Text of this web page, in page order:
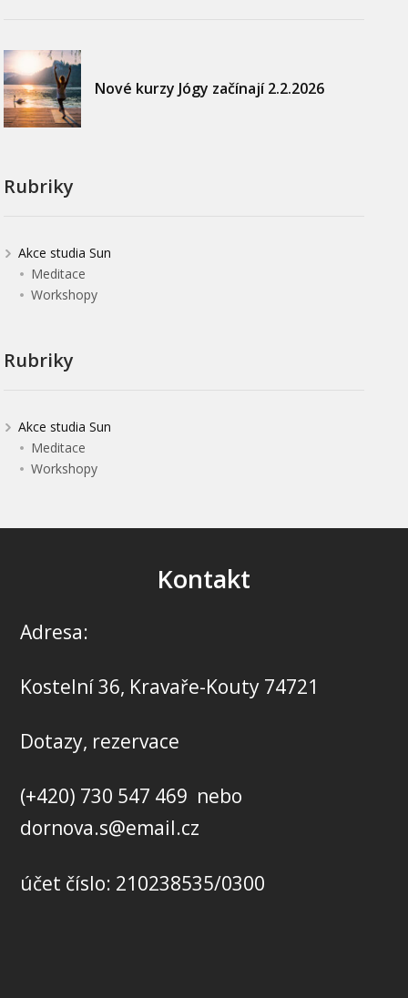
Nové kurzy Jógy začínají 2.2.2026
Rubriky
Akce studia Sun
Meditace
Workshopy
Rubriky
Akce studia Sun
Meditace
Workshopy
Kontakt
Adresa:
Kostelní 36, Kravaře-Kouty 74721
Dotazy, rezervace
(+420) 730 547 469 nebo
dornova.s@email.cz
účet číslo: 210238535/0300